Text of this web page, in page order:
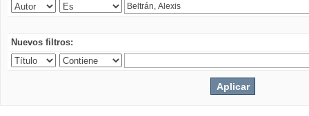
Nuevos filtros: